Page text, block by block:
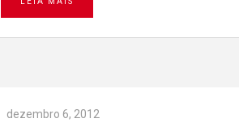
dezembro 6, 2012